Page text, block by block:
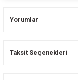
Yorumlar
Taksit Seçenekleri